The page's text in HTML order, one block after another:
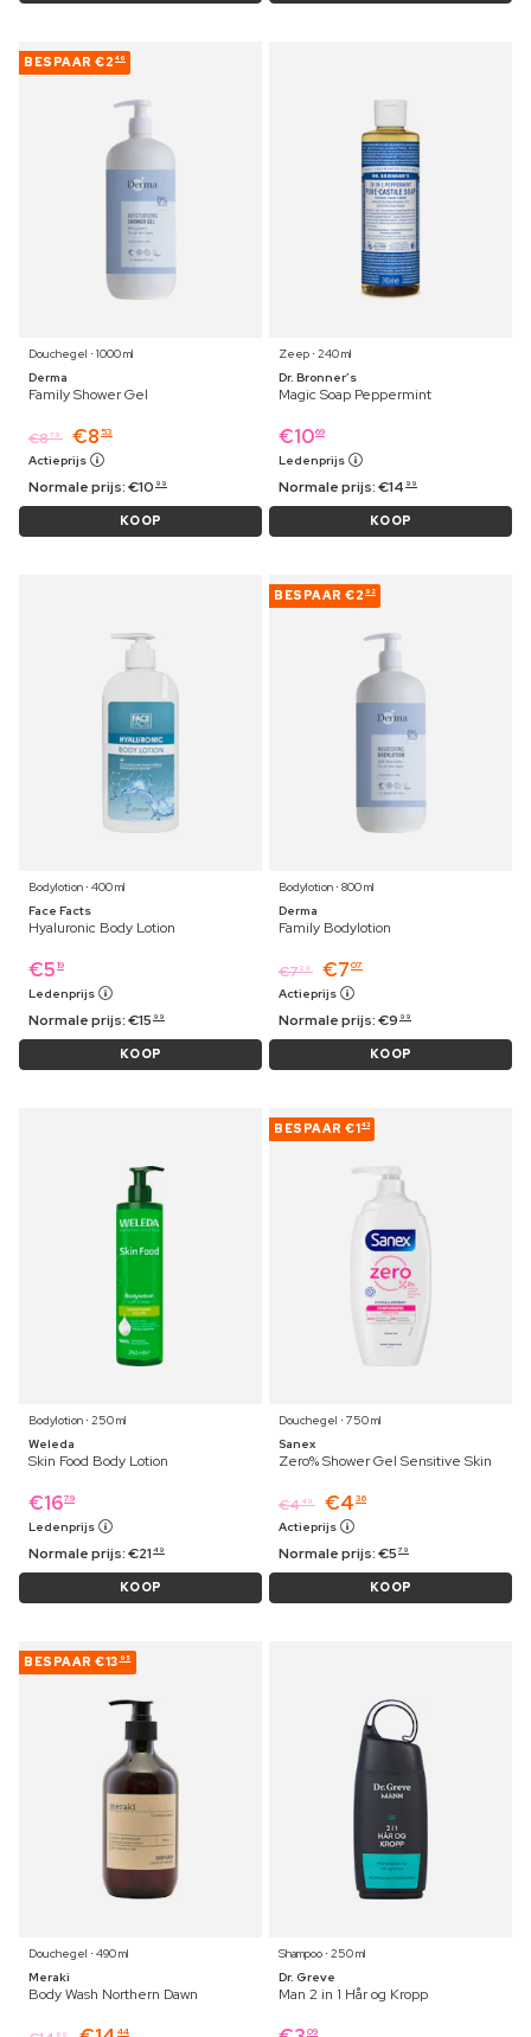
BESPAAR €2 46
Douchegel ⋅ 1000 ml
Derma
Family Shower Gel
€879 €8 53
Actieprijs
Normale prijs:€10 99
KOOP
Zeep ⋅ 240 ml
Dr. Bronner’s
Magic Soap Peppermint
€1069
Ledenprijs
Normale prijs:€14 99
KOOP
Bodylotion ⋅ 400 ml
Face Facts
Hyaluronic Body Lotion
€5 19
Ledenprijs
Normale prijs:€15 99
KOOP
BESPAAR €2 92
Bodylotion ⋅ 800 ml
Derma
Family Bodylotion
€729 €7 07
Actieprijs
Normale prijs:€9 99
KOOP
Bodylotion ⋅ 250 ml
Weleda
Skin Food Body Lotion
€1679
Ledenprijs
Normale prijs:€21 49
KOOP
BESPAAR €143
Douchegel ⋅ 750 ml
Sanex
Zero% Shower Gel Sensitive Skin
€4 49 €4 36
Actieprijs
Normale prijs:€5 79
KOOP
BESPAAR €13 95
Douchegel ⋅ 490 ml
Meraki
Body Wash Northern Dawn
89 44
Shampoo ⋅ 250 ml
Dr. Greve
Man 2 in 1 Hår og Kropp
09